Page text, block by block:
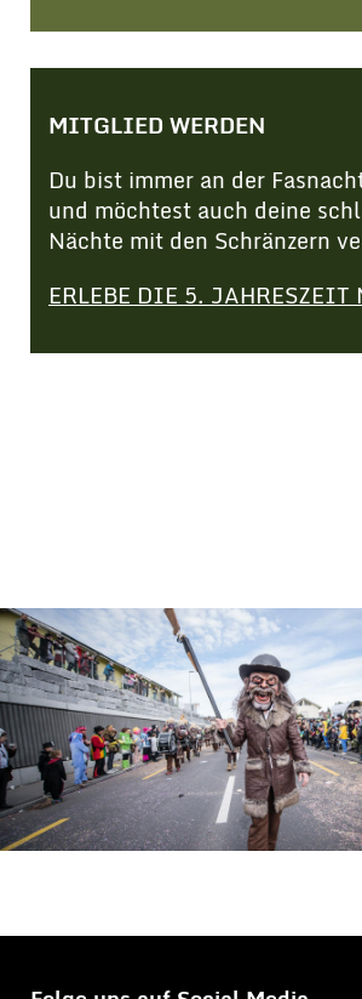
MITGLIED WERDEN
Du bist immer an der
und möchtest auch deine
Nächte mit den Schränzern
ERLEBE DIE 5.